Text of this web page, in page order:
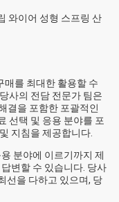
매를 최대한 활용할 수
사의 전담 전문가 팀은
결을 포함한 포괄적인
선택 및 응용 분야를 포
지침을 제공합니다.
분야에 이르기까지 제
변할 수 있습니다. 당사
선을 다하고 있으며, 당